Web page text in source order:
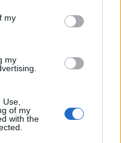
my
my
of my
with the
më i fuqishëm diellor
hapësinor dhe Tokë